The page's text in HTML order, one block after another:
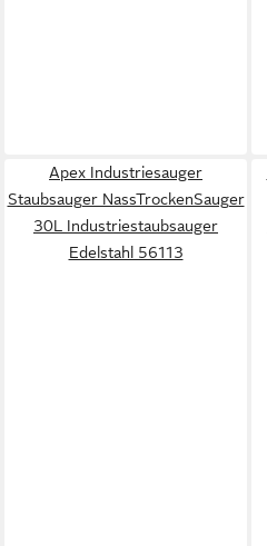
Apex Industriesauger
Staubsauger NassTrockenSauger
30L Industriestaubsauger
Edelstahl 56113